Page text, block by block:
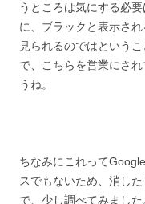
うところは気にする必
に、ブラックと表示さ
見られるのではという
で、こちらを営業にさ
うね。
ちなみにこれって
スでもないため、消し
で、少し調べてみました